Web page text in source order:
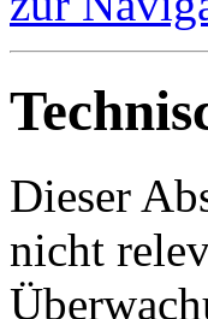
Dieser
nicht